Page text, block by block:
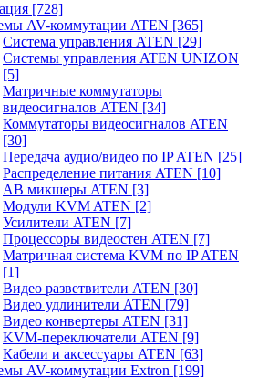
[728]
AV-коммутации ATEN [365]
Система управления ATEN [29]
Системы управления ATEN UNIZON
[5]
Матричные коммутаторы
видеосигналов ATEN [34]
Коммутаторы видеосигналов ATEN
[30]
Передача аудио/видео по IP ATEN [25]
Распределение питания ATEN [10]
АВ микшеры ATEN [3]
Модули KVM ATEN [2]
Усилители ATEN [7]
Процессоры видеостен ATEN [7]
Матричная система KVM по IP ATEN
[1]
Видео разветвители ATEN [30]
Видео удлинители ATEN [79]
Видео конвертеры ATEN [31]
KVM-переключатели ATEN [9]
Кабели и аксессуары ATEN [63]
AV-коммутации Extron [199]